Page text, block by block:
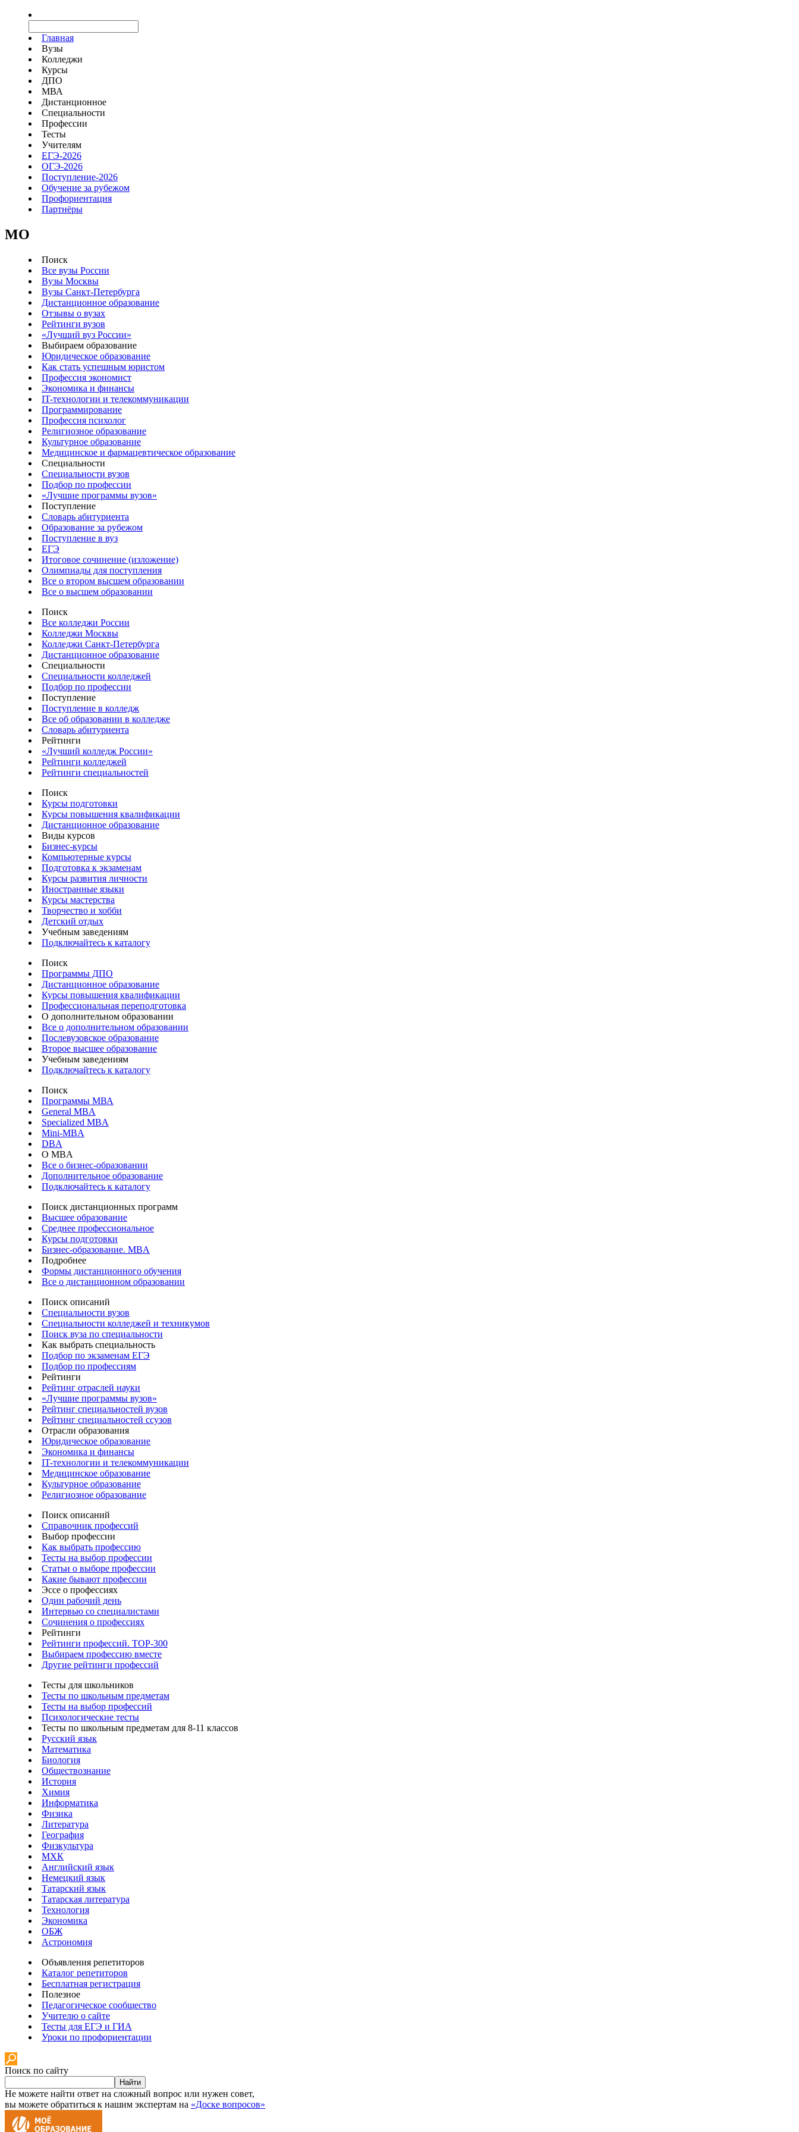
Главная
Вузы
Колледжи
Курсы
ДПО
МВА
Дистанционное
Специальности
Профессии
Тесты
Учителям
ЕГЭ-2026
ОГЭ-2026
Поступление-2026
Обучение за рубежом
Профориентация
Партнёры
MO
Поиск
Все вузы России
Вузы Москвы
Вузы Санкт-Петербурга
Дистанционное образование
Отзывы о вузах
Рейтинги вузов
«Лучший вуз России»
Выбираем образование
Юридическое образование
Как стать успешным юристом
Профессия экономист
Экономика и финансы
IT-технологии и телекоммуникации
Программирование
Профессия психолог
Религиозное образование
Культурное образование
Медицинское и фармацевтическое образование
Специальности
Специальности вузов
Подбор по профессии
«Лучшие программы вузов»
Поступление
Словарь абитуриента
Образование за рубежом
Поступление в вуз
ЕГЭ
Итоговое сочинение (изложение)
Олимпиады для поступления
Все о втором высшем образовании
Все о высшем образовании
Поиск
Все колледжи России
Колледжи Москвы
Колледжи Санкт-Петербурга
Дистанционное образование
Специальности
Специальности колледжей
Подбор по профессии
Поступление
Поступление в колледж
Все об образовании в колледже
Словарь абитуриента
Рейтинги
«Лучший колледж России»
Рейтинги колледжей
Рейтинги специальностей
Поиск
Курсы подготовки
Курсы повышения квалификации
Дистанционное образование
Виды курсов
Бизнес-курсы
Компьютерные курсы
Подготовка к экзаменам
Курсы развития личности
Иностранные языки
Курсы мастерства
Творчество и хобби
Детский отдых
Учебным заведениям
Подключайтесь к каталогу
Поиск
Программы ДПО
Дистанционное образование
Курсы повышения квалификации
Профессиональная переподготовка
О дополнительном образовании
Все о дополнительном образовании
Послевузовское образование
Второе высшее образование
Учебным заведениям
Подключайтесь к каталогу
Поиск
Программы МВА
General MBA
Specialized MBA
Mini-MBA
DBA
О MBA
Все о бизнес-образовании
Дополнительное образование
Подключайтесь к каталогу
Поиск дистанционных программ
Высшее образование
Среднее профессиональное
Курсы подготовки
Бизнес-образование. MBA
Подробнее
Формы дистанционного обучения
Все о дистанционном образовании
Поиск описаний
Специальности вузов
Специальности колледжей и техникумов
Поиск вуза по специальности
Как выбрать специальность
Подбор по экзаменам ЕГЭ
Подбор по профессиям
Рейтинги
Рейтинг отраслей науки
«Лучшие программы вузов»
Рейтинг специальностей вузов
Рейтинг специальностей ссузов
Отрасли образования
Юридическое образование
Экономика и финансы
IT-технологии и телекоммуникации
Медицинское образование
Культурное образование
Религиозное образование
Поиск описаний
Справочник профессий
Выбор профессии
Как выбрать профессию
Тесты на выбор профессии
Статьи о выборе профессии
Какие бывают профессии
Эссе о профессиях
Один рабочий день
Интервью со специалистами
Сочинения о профессиях
Рейтинги
Рейтинги профессий. TOP-300
Выбираем профессию вместе
Другие рейтинги профессий
Тесты для школьников
Тесты по школьным предметам
Тесты на выбор профессий
Психологические тесты
Тесты по школьным предметам для 8-11 классов
Русский язык
Математика
Биология
Обществознание
История
Химия
Информатика
Физика
Литература
География
Физкультура
МХК
Английский язык
Немецкий язык
Татарский язык
Татарская литература
Технология
Экономика
ОБЖ
Астрономия
Объявления репетиторов
Каталог репетиторов
Бесплатная регистрация
Полезное
Педагогическое сообщество
Учителю о сайте
Тесты для ЕГЭ и ГИА
Уроки по профориентации
Поиск по сайту
Найти
Не можете найти ответ на сложный вопрос или нужен совет,
вы можете обратиться к нашим экспертам на «Доске вопросов»